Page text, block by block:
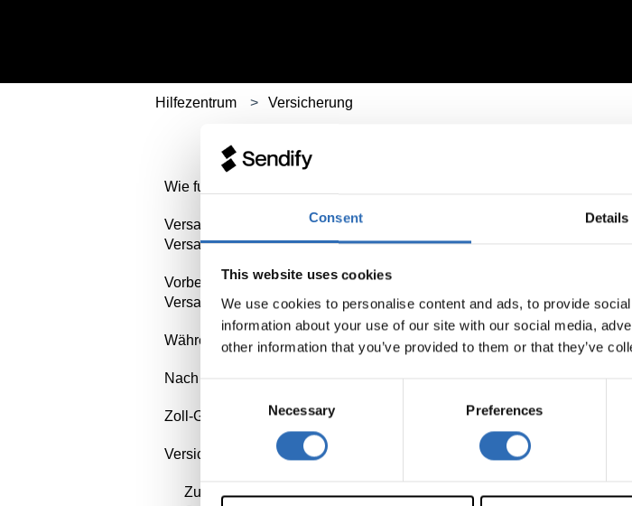
Consent Details
This website uses cookies
We use cookies to personalise content and ads, to provide
information about your use of our site with our social media,
other information that you’ve provided to them or that they’ve
o
s
n
Necessary Preferences
Hilfezentrum Versicherung
Zusatzversicherung -
Wie funktioniert Sendify?
Sendify kennenlernen
Erste Sendung aufgeben
Versandpartner &
Versandoptionen
Art der Sendung
Vorbereiten des
Versands
Richtig verpacken
Verbotene und
Machen Sie sich bereit für
die Abholung
Abholprobleme
Während des Versands
Nach dem Versand
Reklamationsverfahren
Zoll-Guide
Zollgrundlagen
Kosten und Bedingungen
Versicherung
Zusatzversicherung -